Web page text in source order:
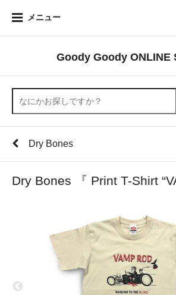
メニュー
Goody Goody ONLINE
Dry Bones
Dry Bones 『 Print T-Shirt